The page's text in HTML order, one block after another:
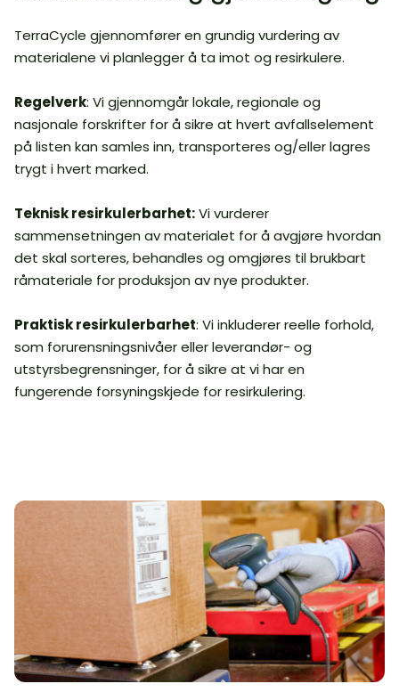
TerraCycle gjennomfører en grundig vurdering av
materialene vi planlegger å ta imot og resirkulere.
Regelverk: Vi gjennomgår lokale, regionale og
nasjonale forskrifter for å sikre at hvert avfallselement
på listen kan samles inn, transporteres og/eller lagres
trygt i hvert marked.
Teknisk resirkulerbarhet:Vi vurderer
sammensetningen av materialet for å avgjøre hvordan
det skal sorteres, behandles og omgjøres til brukbart
råmateriale for produksjon av nye produkter.
Praktisk resirkulerbarhet: Vi inkluderer reelle forhold,
som forurensningsnivåer eller leverandør- og
utstyrsbegrensninger, for å sikre at vi har en
fungerende forsyningskjede for resirkulering.